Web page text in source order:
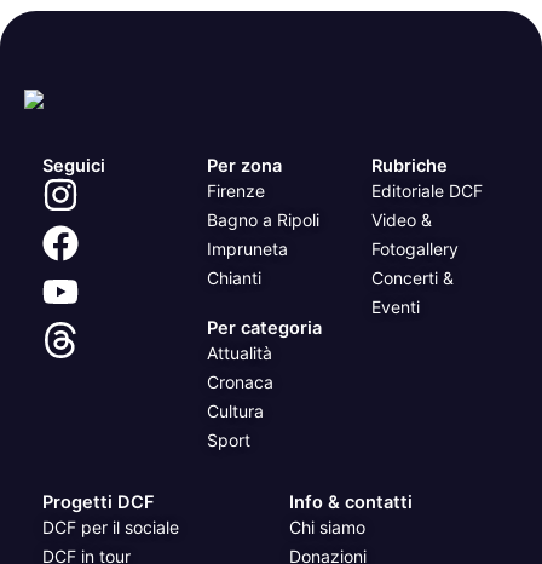
Seguici Per zona
Firenze
Bagno a Ripoli
Impruneta
Chianti
Per categoria
Attualità
Cronaca
Cultura
Sport
Rubriche
Editoriale DCF
Video &
Fotogallery
Concerti &
Eventi
Progetti DCF
DCF per il sociale
DCF in tour
Info & contatti
Chi siamo
Donazioni